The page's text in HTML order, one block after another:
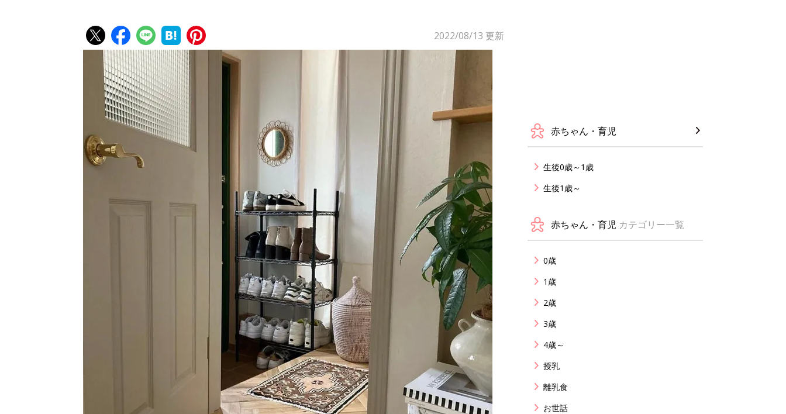
2022/08/13 更新
赤ちゃん・育児
生後0歳～1歳
生後1歳～
赤ちゃん・育児 カテゴリー一覧
0歳
1歳
2歳
3歳
4歳～
授乳
離乳食
お世話